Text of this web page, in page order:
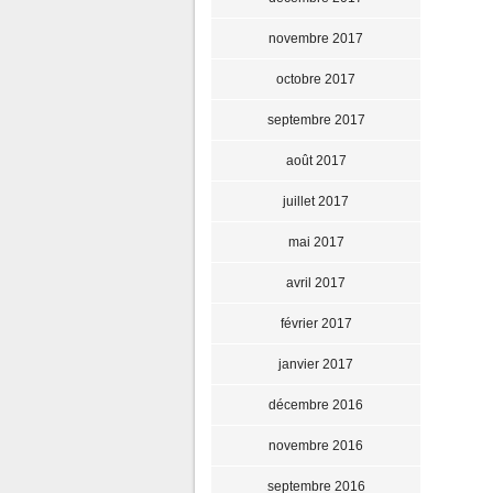
novembre 2017
octobre 2017
septembre 2017
août 2017
juillet 2017
mai 2017
avril 2017
février 2017
janvier 2017
décembre 2016
novembre 2016
septembre 2016